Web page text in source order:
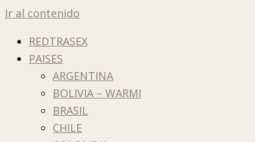
Ir al contenido
REDTRASEX
PAISES
ARGENTINA
BOLIVIA – WARMI
BRASIL
CHILE